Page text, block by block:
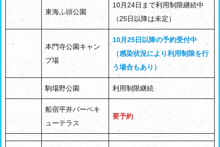
東海ふ頭公園
10月24日まで利用制限継続中
（25日以降は未定）
本門寺公園キャン
プ場
10月25日以降の予約受付中
（感染状況により利用制限を行
う場合もあり）
駒場野公園 利用制限継続
船宿平井バーベキ
ューテラス
要予約